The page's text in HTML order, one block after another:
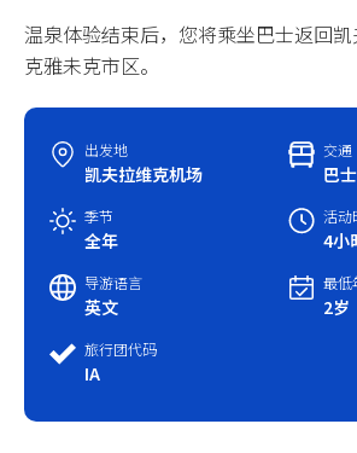
极光
中国春节
中国国庆
温泉体验结束后，您将乘坐巴士返回
克雅未克市区。
出发地
凯夫拉维克机场
交通
巴
季节
全年
活动
4小
导游语言
英文
最低
2岁
旅行团代码
IA